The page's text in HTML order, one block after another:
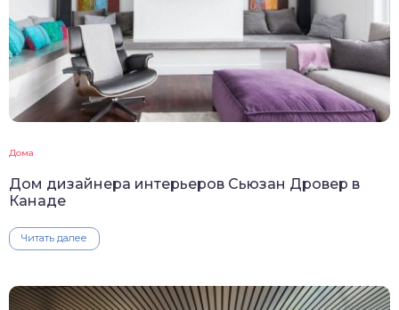
Дома
Дом дизайнера интерьеров Сьюзан Дровер в
Канаде
Читать далее